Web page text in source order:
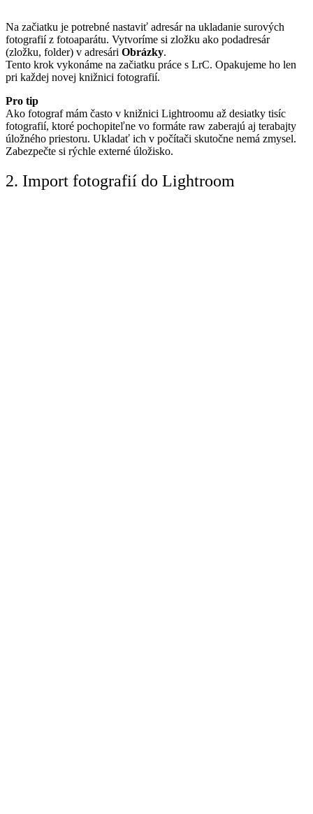
Na začiatku je potrebné nastaviť adresár na ukladanie surových
fotografií z fotoaparátu. Vytvoríme si zložku ako podadresár
(zložku, folder) v adresári Obrázky.
Tento krok vykonáme na začiatku práce s LrC. Opakujeme ho len
pri každej novej knižnici fotografií.
Pro tip
Ako fotograf mám často v knižnici Lightroomu až desiatky tisíc
fotografií, ktoré pochopiteľne vo formáte raw zaberajú aj terabajty
úložného priestoru. Ukladať ich v počítači skutočne nemá zmysel.
Zabezpečte si rýchle externé úložisko.
2. Import fotografií do Lightroom